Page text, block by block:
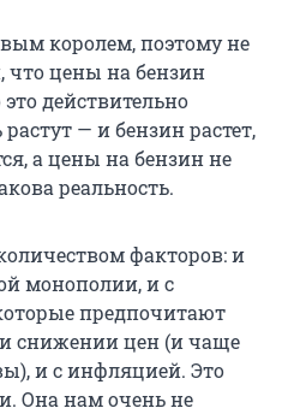
королем, поэтому не
что цены на бензин
действительно
— и бензин растет,
а цены на бензин не
реальность.
факторов: и
монополии, и с
предпочитают
снижении цен (и чаще
и с инфляцией. Это
Она нам очень не